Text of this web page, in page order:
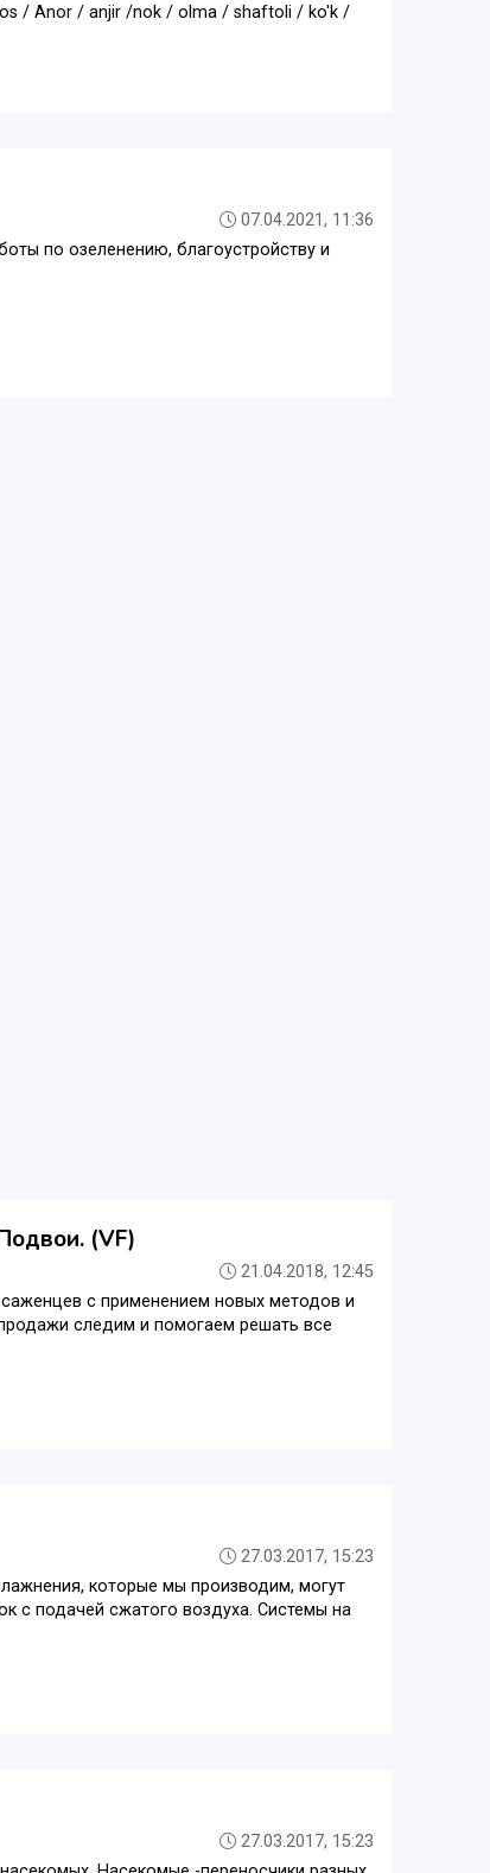
/ Anor / anjir /nok / olma / shaftoli / ko'k /
07.04.2021, 11:36
по озеленению, благоустройству и
(VF)
21.04.2018, 12:45
с применением новых методов и
следим и помогаем решать все
27.03.2017, 15:23
которые мы производим, могут
с подачей сжатого воздуха. Системы на
27.03.2017, 15:23